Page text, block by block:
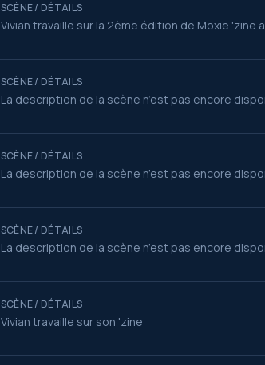
SCÈNE / DÉTAILS
Vivian travaille sur la 2ème édition de Moxie 'zine
SCÈNE / DÉTAILS
La description de la scène n’est pas encore
SCÈNE / DÉTAILS
La description de la scène n’est pas encore
SCÈNE / DÉTAILS
La description de la scène n’est pas encore
SCÈNE / DÉTAILS
Vivian travaille sur son 'zine